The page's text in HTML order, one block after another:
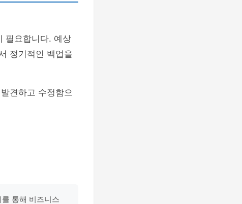
필요합니다. 예상
정기적인 백업을
견하고 수정함으
통해 비즈니스